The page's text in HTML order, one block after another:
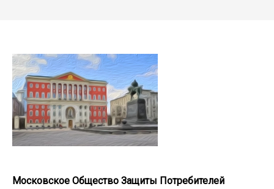
Московское Общество Защиты Потребителей